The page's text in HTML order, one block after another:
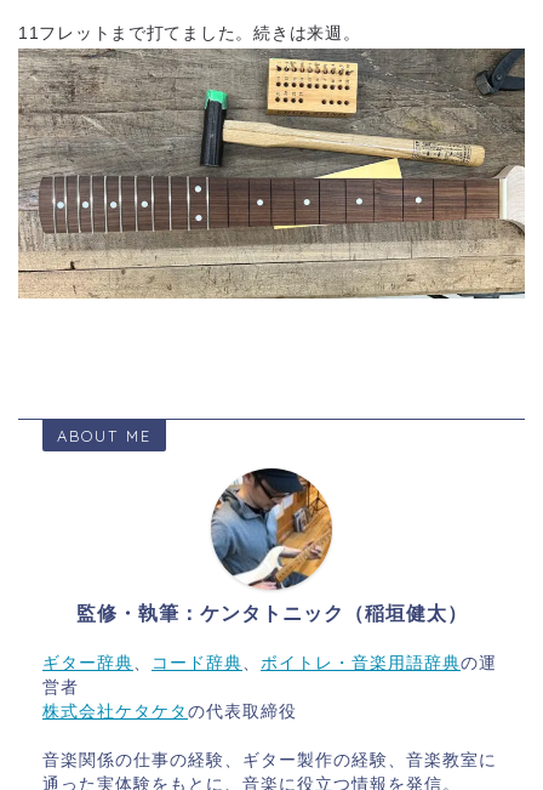
11フレットまで打てました。続きは来週。
ABOUT ME
監修・執筆：ケンタトニック（稲垣健太）
ギター辞典、 コード辞典、 ボイトレ・音楽用語辞典の運
営者
株式会社ケタケタ の代表取締役
音楽関係の仕事の経験、ギター製作の経験、音楽教室に
通った実体験をもとに、音楽に役立つ情報を発信。